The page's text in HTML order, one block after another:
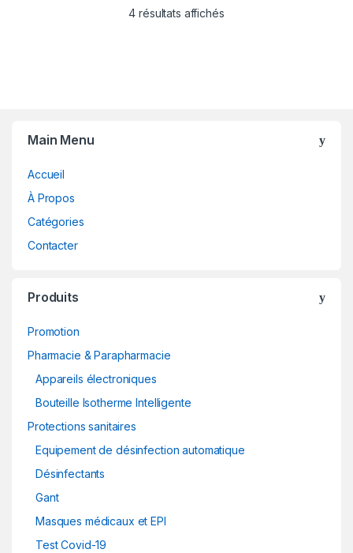
4 résultats affichés
Main Menu
Accueil
À Propos
Catégories
Contacter
Produits
Promotion
Pharmacie & Parapharmacie
Appareils électroniques
Bouteille Isotherme Intelligente
Protections sanitaires
Equipement de désinfection automatique
Désinfectants
Gant
Masques médicaux et EPI
Test Covid-19